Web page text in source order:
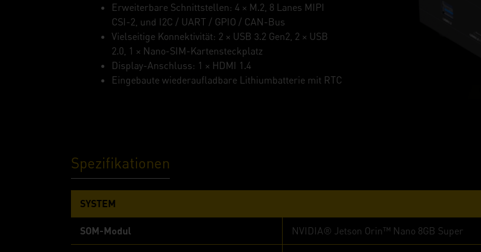
Erweiterbare Schnittstellen: 4 × M.2, 8 Lanes MIPI
CSI-2, und I2C / UART / GPIO / CAN-Bus
Vielseitige Konnektivität: 2 × USB 3.2 Gen2, 2 × USB
2.0, 1 × Nano-SIM-Kartensteckplatz
Display-Anschluss: 1 × HDMI 1.4
Eingebaute wiederaufladbare Lithiumbatterie mit RTC
Spezifikationen
SYSTEM
SOM-Modul NVIDIA® Jetson Orin™ Nano 8GB Super